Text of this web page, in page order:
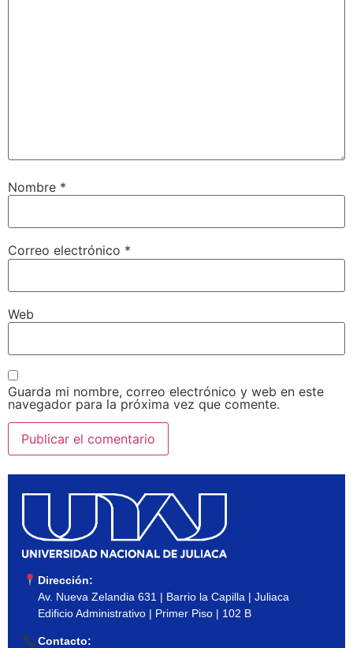
Nombre *
Correo electrónico *
Web
Guarda mi nombre, correo electrónico y web en este
navegador para la próxima vez que comente.
Dirección:
Av. Nueva Zelandia 631 | Barrio la Capilla | Juliaca
Edificio Administrativo | Primer Piso | 102 B
Contacto: